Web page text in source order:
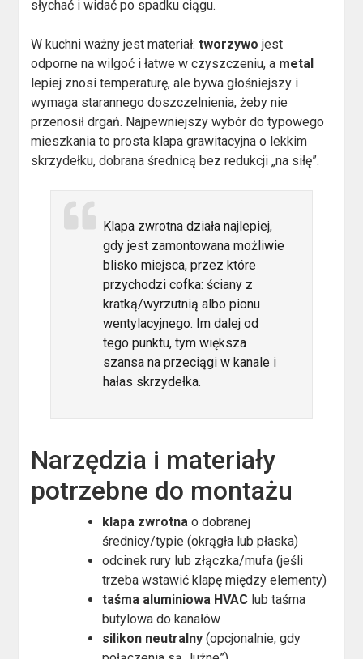
słychać i widać po spadku ciągu.
W kuchni ważny jest materiał:tworzywo jest
odporne na wilgoć i łatwe w czyszczeniu, a metal
lepiej znosi temperaturę, ale bywa głośniejszy i
wymaga starannego doszczelnienia, żeby nie
przenosił drgań. Najpewniejszy wybór do typowego
mieszkania to prosta klapa grawitacyjna o lekkim
skrzydełku, dobrana średnicą bez redukcji „na siłę”.
Klapa zwrotna działa najlepiej,
gdy jest zamontowana możliwie
blisko miejsca, przez które
przychodzi cofka: ściany z
kratką/wyrzutnią albo pionu
wentylacyjnego. Im dalej od
tego punktu, tym większa
szansa na przeciągi w kanale i
hałas skrzydełka.
Narzędzia i materiały
potrzebne do montażu
klapa zwrotna o dobranej
średnicy/typie (okrągła lub płaska)
odcinek rury lub złączka/mufa (jeśli
trzeba wstawić klapę między elementy)
taśma aluminiowa HVAC lub taśma
butylowa do kanałów
silikon neutralny (opcjonalnie, gdy